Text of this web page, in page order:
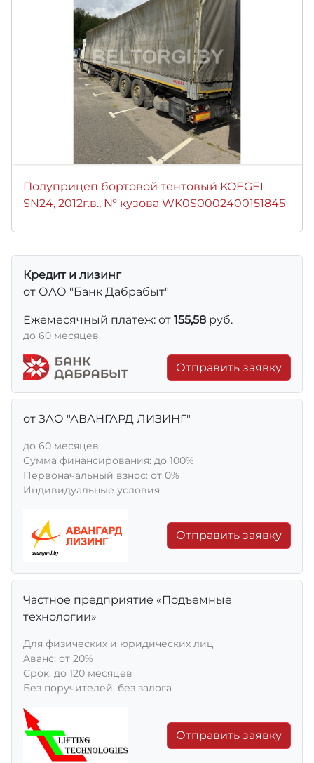
Полуприцеп бортовой тентовый KOEGEL
SN24, 2012г.в., № кузова WK0S0002400151845
Кредит и лизинг
от ОАО "Банк Дабрабыт"
Ежемесячный платеж: от 155,58 руб.
до 60 месяцев
Отправить заявку
от ЗАО "АВАНГАРД ЛИЗИНГ"
до 60 месяцев
Сумма финансирования: до 100%
Первоначальный взнос: от 0%
Индивидуальные условия
Отправить заявку
Частное предприятие «Подъемные
технологии»
Для физических и юридических лиц
Aванс: от 20%
Срок: до 120 месяцев
Без поручителей, без залога
Отправить заявку